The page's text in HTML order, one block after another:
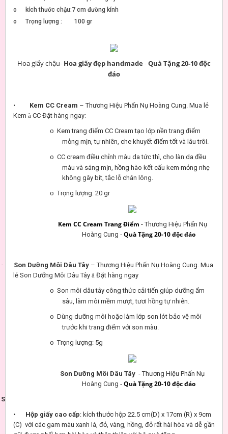
o
kích thước chậu:7 cm đường kính
o
Trọng lượng : 100 gr
Hoa giấy chậu- Hoa giấy đẹp handmade-Quà Tặng 20-10 độc
đáo
• Kem CC Cream – Thương Hiệu Phấn Nụ Hoàng Cung. Mua lẻ
Kem à CC Đặt hàng ngay:
o Kem trang điểm CC Cream tạo lớp nền trang điểm
mỏng mịn, tự nhiên, che khuyết điểm tốt và lâu trôi.
o CC cream điều chỉnh màu da tức thì, cho làn da đều
màu và sáng mịn, hồng hào kết cấu kem mỏng nhẹ
không gây bít, tắc lỗ chân lông.
o Trọng lượng: 20 gr
Kem CC Cream Trang Điểm -Thương Hiệu Phấn Nụ
Hoàng Cung -Quà Tặng 20-10 độc đáo
· Son Dưỡng Môi Dâu Tây – Thương Hiệu Phấn Nụ Hoàng Cung. Mua
lẻ Son Dưỡng Môi Dâu Tây à Đặt hàng ngay
o Son môi dâu tây công thức cải tiến giúp dưỡng ẩm
sâu, làm môi mềm mượt, tươi hồng tự nhiên.
o Dùng dưỡng môi hoặc làm lớp son lót bảo vệ môi
trước khi trang điểm với son màu.
o Trọng lượng: 5g
Son Dưỡng Môi Dâu Tây -Thương Hiệu Phấn Nụ
Hoàng Cung -Quà Tặng 20-10 độc đáo
S
• Hộp giấy cao cấp: kích thước hộp 22.5 cm(D) x 17cm (R) x 9cm
(C) với các gam màu xanh lá, đỏ, vàng, hồng, đỏ rất hài hòa và dễ gần